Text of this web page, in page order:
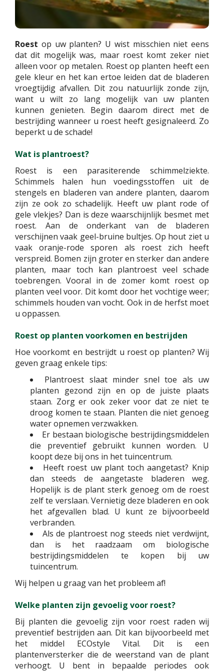
Roest op uw planten? U wist misschien niet eens
dat dit mogelijk was, maar roest komt zeker niet
alleen voor op metalen. Roest op planten heeft een
gele kleur en het kan ertoe leiden dat de bladeren
vroegtijdig afvallen. Dit zou natuurlijk zonde zijn,
want u wilt zo lang mogelijk van uw planten
kunnen genieten. Begin daarom direct met de
bestrijding wanneer u roest heeft gesignaleerd. Zo
beperkt u de schade!
Wat is plantroest?
Roest is een parasiterende schimmelziekte.
Schimmels halen hun voedingsstoffen uit de
stengels en bladeren van andere planten, daarom
zijn ze ook zo schadelijk. Heeft uw plant rode of
gele vlekjes? Dan is deze waarschijnlijk besmet met
roest. Aan de onderkant van de bladeren
verschijnen vaak geel-bruine bultjes. Op hout ziet u
vaak oranje-rode sporen als roest zich heeft
verspreid. Bomen zijn groter en sterker dan andere
planten, maar toch kan plantroest veel schade
toebrengen. Vooral in de zomer komt roest op
planten veel voor. Dit komt door het vochtige weer;
schimmels houden van vocht. Ook in de herfst moet
u oppassen.
Roest op planten voorkomen en bestrijden
Hoe voorkomt en bestrijdt u roest op planten? Wij
geven graag enkele tips:
Plantroest slaat minder snel toe als uw
planten gezond zijn en op de juiste plaats
staan. Zorg er ook zeker voor dat ze niet te
droog komen te staan. Planten die niet genoeg
water opnemen verzwakken.
Er bestaan biologische bestrijdingsmiddelen
die preventief gebruikt kunnen worden. U
koopt deze bij ons in het tuincentrum.
Heeft roest uw plant toch aangetast? Knip
dan steeds de aangetaste bladeren weg.
Hopelijk is de plant sterk genoeg om de roest
zelf te verslaan. Vernietig deze bladeren en ook
het afgevallen blad. U kunt ze bijvoorbeeld
verbranden.
Als de plantroest nog steeds niet verdwijnt,
dan is het raadzaam om biologische
bestrijdingsmiddelen te kopen bij uw
tuincentrum.
Wij helpen u graag van het probleem af!
Welke planten zijn gevoelig voor roest?
Bij planten die gevoelig zijn voor roest raden wij
preventief bestrijden aan. Dit kan bijvoorbeeld met
het middel ECOstyle Vital. Dit is een
plantenversterker die de weerstand van de plant
verhoogt. U bent in bepaalde periodes ook